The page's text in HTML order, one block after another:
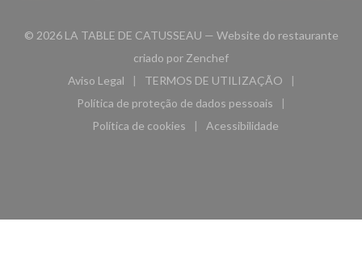
© 2026 LA TABLE DE CATUSSEAU — Website do restaurante
criado por Zenchef((abre numa nova janela))
Aviso Legal
((abre numa nova janela))
TERMOS DE UTILIZAÇÃO
((abre numa nova janela))
Política de proteção de dados pessoais
((abre numa nova janela))
Política de cookies
((abre numa nova janela))
Acessibilidade